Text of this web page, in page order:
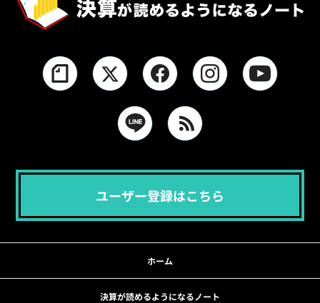
ユーザー登録はこちら
ホーム
決算が読めるようになるノート